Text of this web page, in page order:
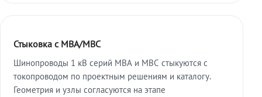
Стыковка с МВА/МВС
Шинопроводы 1 кВ серий МВА и МВС стыкуются с
токопроводом по проектным решениям и каталогу.
Геометрия и узлы согласуются на этапе